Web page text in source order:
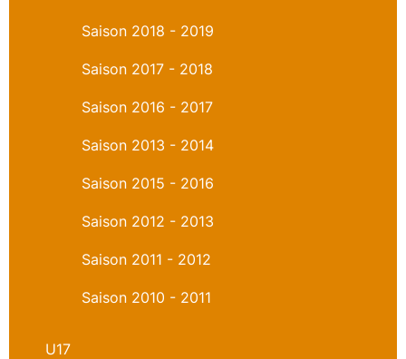
Saison 2018 - 2019
Saison 2017 - 2018
Saison 2016 - 2017
Saison 2013 - 2014
Saison 2015 - 2016
Saison 2012 - 2013
Saison 2011 - 2012
Saison 2010 - 2011
U17